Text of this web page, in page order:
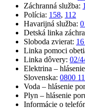
Záchranná služba:
Polícia: 158, 112
Havarijná služba:
Detská linka
Sloboda zvierat:
Linka pomoci
Linka dôvery: 02/
Elektrina –
Slovenska: 0800
Voda – hlásenie
Plyn – hlásenie
Informácie o